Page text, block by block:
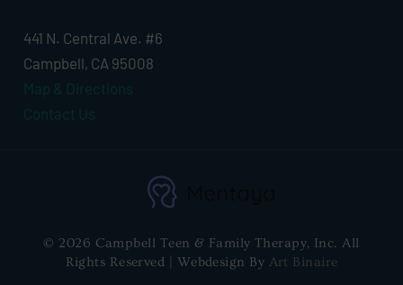
441 N. Central Ave. #6
Campbell, CA 95008
Map & Directions
Contact Us
© 2026 Campbell Teen & Family Therapy, Inc. All
Rights Reserved | Webdesign By Art Binaire